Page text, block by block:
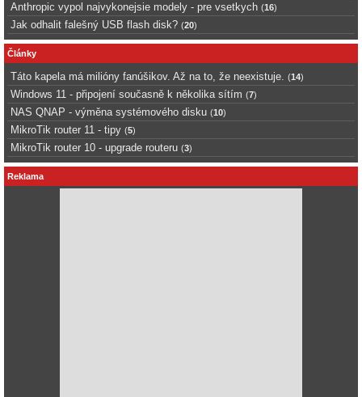
Anthropic vypol najvykonejsie modely - pre vsetkych (16)
Jak odhalit falešný USB flash disk? (20)
Články
Táto kapela má milióny fanúšikov. Až na to, že neexistuje. (14)
Windows 11 - připojení současně k několika sítím (7)
NAS QNAP - výměna systémového disku (10)
MikroTik router 11 - tipy (5)
MikroTik router 10 - upgrade routeru (3)
Reklama